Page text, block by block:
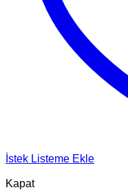
İstek Listeme Ekle
Kapat